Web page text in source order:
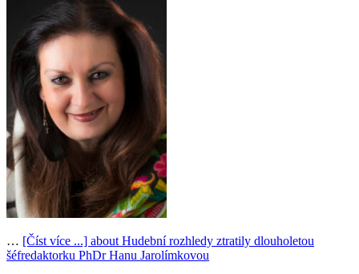
… [Číst více ...] about Hudební rozhledy ztratily dlouholetou
šéfredaktorku PhDr Hanu Jarolímkovou